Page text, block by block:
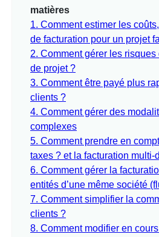
matières
1. Comment estimer les
de facturation pour un projet
2. Comment gérer les
de projet ?
3. Comment être payé plus
clients ?
4. Comment gérer des
complexes
5. Comment prendre en
taxes ? et la facturation multi-
6. Comment gérer la
entités d’une même société
7. Comment simplifier la
clients ?
8. Comment modifier en